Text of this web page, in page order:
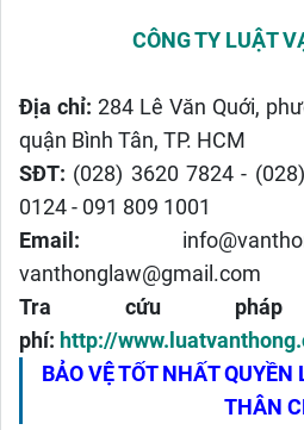
CÔNG TY LUẬT
Địa chỉ: 284 Lê Văn Quới,
quận Bình Tân, TP. HCM
SĐT: (028) 3620 7824 -
0124 - 091 809 1001
Email:
vanthonglaw@gmail.com
Tra cứu
phí: http://
BẢO VỆ TỐT NHẤT
THÂN